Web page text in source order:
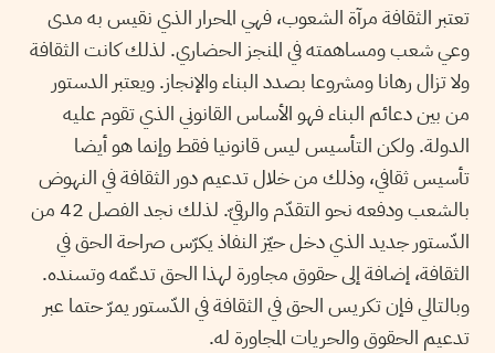
تعتبر الثقافة مرآة الشعوب، فهي المحرار الذي نقيس به مدى
وعي شعب ومساهمته في المنجز الحضاري. لذلك كانت الثقافة
ولا تزال رهانا ومشروعا بصدد البناء والإنجاز. ويعتبر الدستور
من بين دعائم البناء فهو الأساس القانوني الذي تقوم عليه
الدولة. ولكن التأسيس ليس قانونيا فقط وإنما هو أيضا
تأسيس ثقافي، وذلك من خلال تدعيم دور الثقافة في النهوض
بالشعب ودفعه نحو التقدّم والرقيّ. لذلك نجد الفصل 42 من
الدّستور جديد الذي دخل حيّز النفاذ يكرّس صراحة الحق في
الثقافة، إضافة إلى حقوق مجاورة لهذا الحق تدعّمه وتسنده.
وبالتالي فإن تكريس الحق في الثقافة في الدّستور يمرّ حتما عبر
تدعيم الحقوق والحريات المجاورة له.